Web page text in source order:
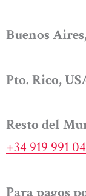
Buenos
Pto. Rico,
Resto del
+34 919 991
Para pagos